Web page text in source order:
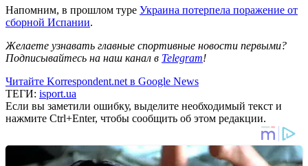
Напомним, в прошлом туре Украина потерпела поражение от
сборной Испании.
Желаете узнавать главные спортивные новости первыми?
Подписывайтесь на наш канал в Telegram!
Читайте Korrespondent.net в Google News
ТЕГИ: isport.ua
Если вы заметили ошибку, выделите необходимый текст и
нажмите Ctrl+Enter, чтобы сообщить об этом редакции.